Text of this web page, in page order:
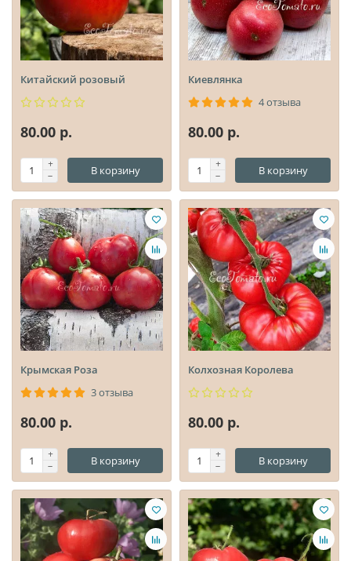
Китайский розовый
80.00 р.
В корзину
Киевлянка
4 отзыва
80.00 р.
В корзину
Крымская Роза
3 отзыва
80.00 р.
В корзину
Колхозная Королева
80.00 р.
В корзину